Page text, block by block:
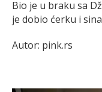
Bio je u braku sa
je dobio ćerku i
Autor: pink.rs